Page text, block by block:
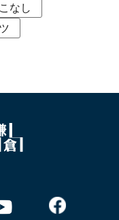
なし